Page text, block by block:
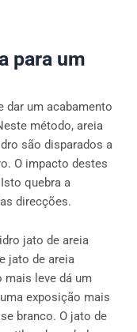
para um
dar um acabamento
método, areia
são disparados a
O impacto destes
quebra a
direcções.
jato de areia
jato de areia
mais leve dá um
exposição mais
branco. O jato de